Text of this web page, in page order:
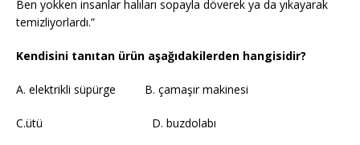
Ben yokken insanlar halıları sopayla döverek ya da yıkayarak
temizliyorlardı.”
Kendisini tanıtan ürün aşağıdakilerden hangisidir?
A. elektrikli süpürge B. çamaşır makinesi
C.ütü D. buzdolabı